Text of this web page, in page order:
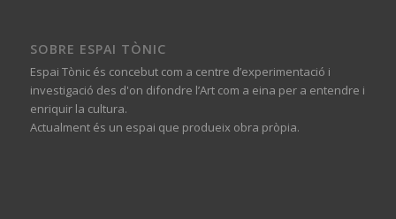
SOBRE ESPAI TÒNIC
Espai Tònic és concebut com a centre d’experimentació i
investigació des d'on difondre l’Art com a eina per a entendre i
enriquir la cultura.
Actualment és un espai que produeix obra pròpia.